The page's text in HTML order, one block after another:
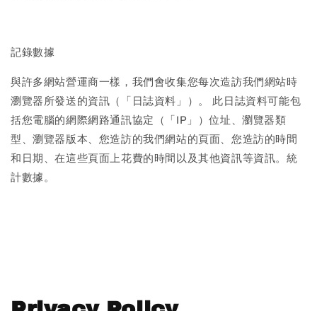
記錄數據
與許多網站營運商一樣，我們會收集您每次造訪我們網站時
瀏覽器所發送的資訊（「日誌資料」）。 此日誌資料可能包
括您電腦的網際網路通訊協定（「IP」）位址、瀏覽器類
型、瀏覽器版本、您造訪的我們網站的頁面、您造訪的時間
和日期、在這些頁面上花費的時間以及其他資訊等資訊。統
計數據。